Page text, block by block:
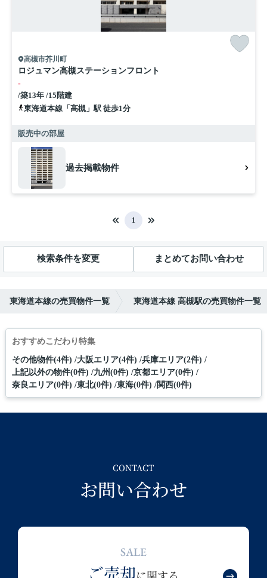
高槻市芥川町
ロジュマン高槻ステーションフロント
-
/築13年 /15階建
東海道本線「高槻」駅 徒歩1分
販売中の部屋
過去掲載物件
1
検索条件を変更 まとめてお問い合わせ
東海道本線の売買物件一覧 東海道本線 高槻駅の売買物件一覧
おすすめこだわり特集
その他物件(4件) 大阪エリア(4件) 兵庫エリア(2件)
上記以外の物件(0件) 九州(0件) 京都エリア(0件)
奈良エリア(0件) 東北(0件) 東海(0件) 関西(0件)
CONTACT
お問い合わせ
SALE
ご売却